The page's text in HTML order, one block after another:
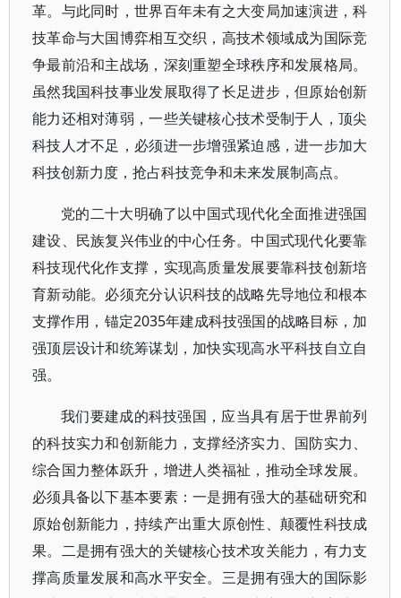
革。与此同时，世界百年未有之大变局加速演进，科
技革命与大国博弈相互交织，高技术领域成为国际竞
争最前沿和主战场，深刻重塑全球秩序和发展格局。
虽然我国科技事业发展取得了长足进步，但原始创新
能力还相对薄弱，一些关键核心技术受制于人，顶尖
科技人才不足，必须进一步增强紧迫感，进一步加大
科技创新力度，抢占科技竞争和未来发展制高点。
党的二十大明确了以中国式现代化全面推进强国
建设、民族复兴伟业的中心任务。中国式现代化要靠
科技现代化作支撑，实现高质量发展要靠科技创新培
育新动能。必须充分认识科技的战略先导地位和根本
支撑作用，锚定2035年建成科技强国的战略目标，加
强顶层设计和统筹谋划，加快实现高水平科技自立自
强。
我们要建成的科技强国，应当具有居于世界前列
的科技实力和创新能力，支撑经济实力、国防实力、
综合国力整体跃升，增进人类福祉，推动全球发展。
必须具备以下基本要素：一是拥有强大的基础研究和
原始创新能力，持续产出重大原创性、颠覆性科技成
果。二是拥有强大的关键核心技术攻关能力，有力支
撑高质量发展和高水平安全。三是拥有强大的国际影